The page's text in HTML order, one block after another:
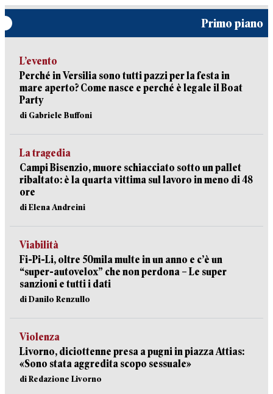
Primo piano
L’evento
Perché in Versilia sono tutti pazzi per la festa in
mare aperto? Come nasce e perché è legale il Boat
Party
di Gabriele Buffoni
La tragedia
Campi Bisenzio, muore schiacciato sotto un pallet
ribaltato: è la quarta vittima sul lavoro in meno di 48
ore
di Elena Andreini
Viabilità
Fi-Pi-Li, oltre 50mila multe in un anno e c’è un
“super-autovelox” che non perdona – Le super
sanzioni e tutti i dati
di Danilo Renzullo
Violenza
Livorno, diciottenne presa a pugni in piazza Attias:
«Sono stata aggredita scopo sessuale»
di Redazione Livorno